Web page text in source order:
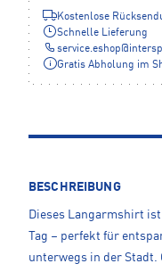
Kostenlose
Schnelle Lieferung
service.eshop@
Gratis Abholung im
BESCHREIBUNG
Dieses Langarmshirt
Tag – perfekt für
unterwegs in der Stadt.